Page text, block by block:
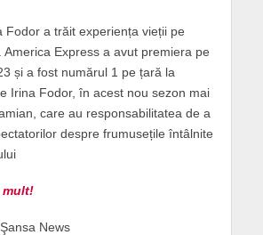
Fodor a trăit experiența vieții pe
America Express a avut premiera pe
și a fost numărul 1 pe țară la
Irina Fodor, în acest nou sezon mai
care au responsabilitatea de a
despre frumusețile întâlnite
mult!
News